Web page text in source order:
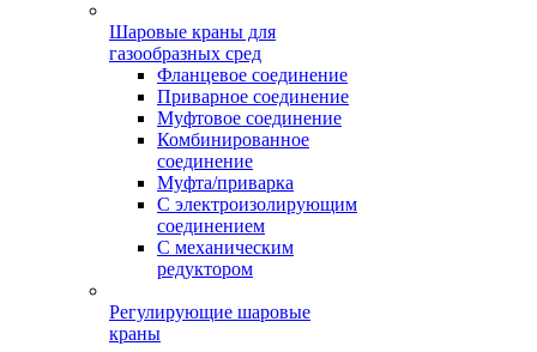
Шаровые краны для
газообразных сред
Фланцевое соединение
Приварное соединение
Муфтовое соединение
Комбинированное
соединение
Муфта/приварка
С электроизолирующим
соединением
С механическим
редуктором
Регулирующие шаровые
краны